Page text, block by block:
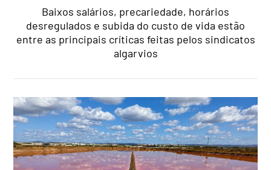
Baixos salários, precariedade, horários
desregulados e subida do custo de vida estão
entre as principais críticas feitas pelos sindicatos
algarvios